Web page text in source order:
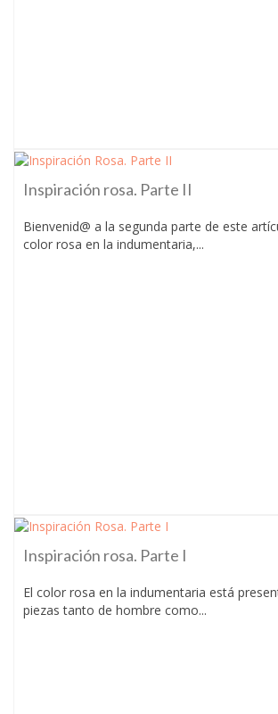
Inspiración rosa. Parte II
Bienvenid@ a la segunda parte de este
color rosa en la indumentaria,...
Inspiración rosa. Parte I
El color rosa en la indumentaria está
piezas tanto de hombre como...